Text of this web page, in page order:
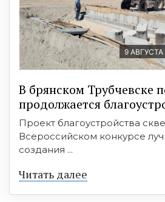
9 АВГУСТА
В брянском Трубчевске
продолжается
Проект благоустройства
Всероссийском конкурсе
создания ...
Читать далее